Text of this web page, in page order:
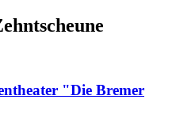
"Die Bremer